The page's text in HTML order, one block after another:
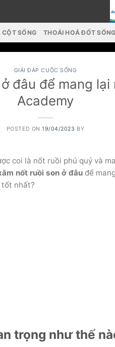
SỐNG THOÁI HOÁ ĐỐT
GIẢI ĐÁP CUỘC SỐNG
đâu để mang lại
Academy
POSTED ON19/04/2023 BY
coi là nốt ruồi phú quý và
nốt ruồi son ở đâu để
tốt nhất?
trọng như thế